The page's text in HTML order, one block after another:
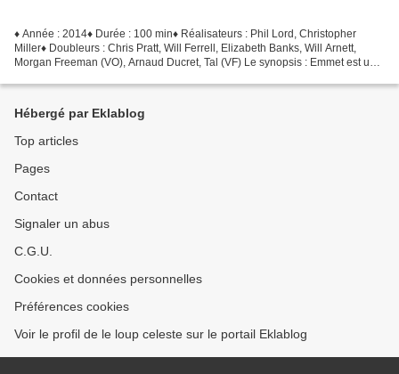
♦ Année : 2014♦ Durée : 100 min♦ Réalisateurs : Phil Lord, Christopher
Miller♦ Doubleurs : Chris Pratt, Will Ferrell, Elizabeth Banks, Will Arnett,
Morgan Freeman (VO), Arnaud Ducret, Tal (VF) Le synopsis : Emmet est un
Hébergé par Eklablog
Top articles
Pages
Contact
Signaler un abus
C.G.U.
Cookies et données personnelles
Préférences cookies
Voir le profil de le loup celeste sur le portail Eklablog